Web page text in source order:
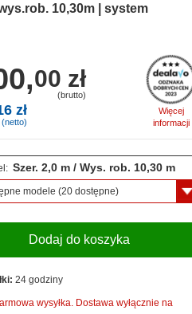
10,30m | system
Więcej
informacji
00 zł
(brutto)
zł
(netto)
Szer. 2,0 m / Wys. rob. 10,30 m
modele (20 dostępne)
Dodaj do koszyka
24 godziny
wysyłka. Dostawa wyłącznie na